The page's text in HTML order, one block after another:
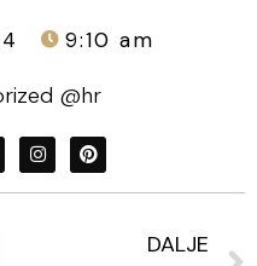
9:10 am
@hr
DALJE